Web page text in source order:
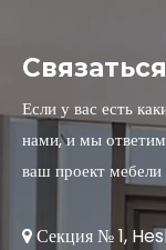
Если у вас есть
нами, и мы
ваш проект
 Секция № 1,